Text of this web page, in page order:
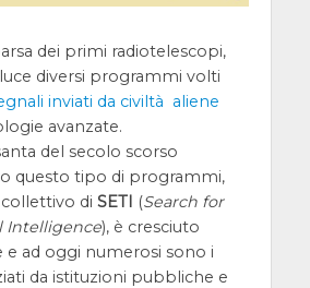
dei primi radiotelescopi,
diversi programmi volti
inviati da civiltà aliene
avanzate.
del secolo scorso
questo tipo di programmi,
di SETI (Search for
Intelligence), è cresciuto
ad oggi numerosi sono i
da istituzioni pubbliche e